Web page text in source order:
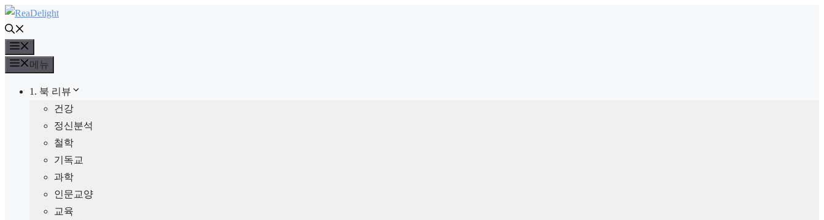
컨
텐
츠
로
뉴
메뉴
1. 북 리뷰
건강
정신분석
철학
기독교
과학
인문교양
교육